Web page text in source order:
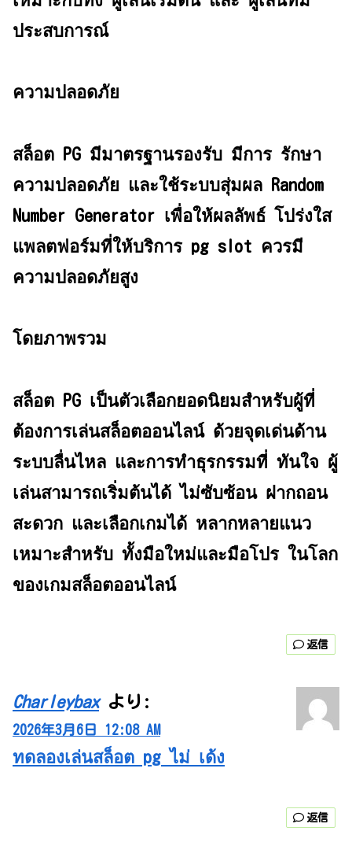
ประสบการณ์
ความปลอดภัย
สล็อต PG มีมาตรฐานรองรับ มีการ รักษา
ความปลอดภัย และใช้ระบบสุ่มผล Random
Number Generator เพื่อให้ผลลัพธ์ โปร่งใส
แพลตฟอร์มที่ให้บริการ pg slot ควรมี
ความปลอดภัยสูง
โดยภาพรวม
สล็อต PG เป็นตัวเลือกยอดนิยมสำหรับผู้ที่
ต้องการเล่นสล็อตออนไลน์ ด้วยจุดเด่นด้าน
ระบบลื่นไหล และการทำธุรกรรมที่ ทันใจ ผู้
เล่นสามารถเริ่มต้นได้ ไม่ซับซ้อน ฝากถอน
สะดวก และเลือกเกมได้ หลากหลายแนว
เหมาะสำหรับ ทั้งมือใหม่และมือโปร ในโลก
ของเกมสล็อตออนไลน์
返信
Charleybax より:
2026年3月6日 12:08 AM
ทดลองเล่นสล็อต pg ไม่ เด้ง
返信